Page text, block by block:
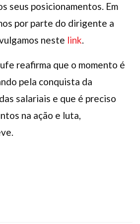
seus posicionamentos. Em
por parte do dirigente a
neste link.
reafirma que o momento é
pela conquista da
salariais e que é preciso
na ação e luta,